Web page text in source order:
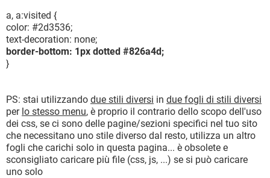
a, a:visited {
color: #2d3536;
text-decoration: none;
border-bottom: 1px dotted #826a4d;
}
PS: stai utilizzando due stili diversi in due fogli di stili diversi
per lo stesso menu, è proprio il contrario dello scopo dell'uso
dei css, se ci sono delle pagine/sezioni specifici nel tuo sito
che necessitano uno stile diverso dal resto, utilizza un altro
fogli che carichi solo in questa pagina... è obsolete e
sconsigliato caricare più file (css, js, ...) se si può caricare
uno solo